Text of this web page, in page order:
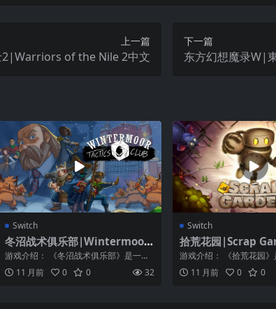
上一篇
2|Warriors of the Nile 2中文
下一篇
东方幻想魔录W|
Switch
冬沼战术俱乐部|Wintermoor
Tactics Club中文
游戏介绍： 《冬沼战术俱乐部》是一款
将策略RPG与视觉小说相结合的游戏，
玩家将在...
11 月前 0 0 32
Switch
拾荒花园|Scrap
游戏介绍： 《拾荒花园》
庭使用的可爱拼图平台游
一个孤独的...
11 月前 0 0